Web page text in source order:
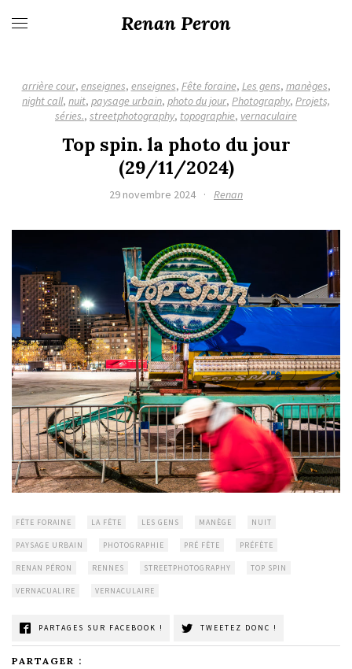
Renan Peron
arrière cour, enseignes, enseignes, Fête foraine, Les gens, manèges,
night call, nuit, paysage urbain, photo du jour, Photography, Projets,
séries., streetphotography, topographie, vernaculaire
Top spin. la photo du jour
(29/11/2024)
29 novembre 2024 · Renan
FÊTE FORAINE LA FÊTE LES GENS MANÈGE NUIT
PAYSAGE URBAIN PHOTOGRAPHIE PRÉ FÊTE PRÉFÈTE
RENAN PÉRON RENNES STREETPHOTOGRAPHY TOP SPIN
VERNACUALIRE VERNACULAIRE
PARTAGES SUR FACEBOOK ! TWEETEZ DONC !
PARTAGER :